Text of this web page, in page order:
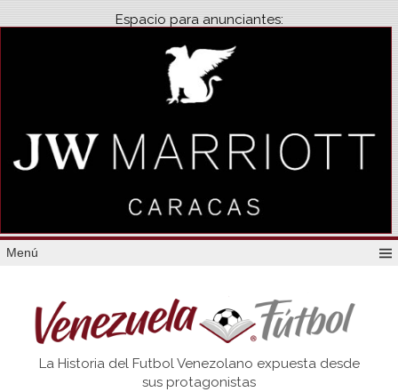
Espacio para anunciantes:
Menú
Venezuela
La Historia del Futbol Venezolano expuesta desde
sus protagonistas